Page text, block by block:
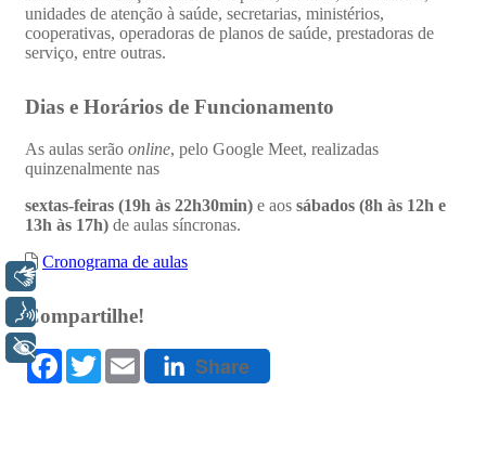
Libras
Voz
+ Acessibilidade